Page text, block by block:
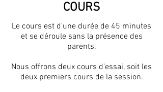
COURS
Le cours est d'une durée de 45 minutes
et se déroule sans la présence des
parents.
Nous offrons deux cours d'essai, soit les
deux premiers cours de la session.